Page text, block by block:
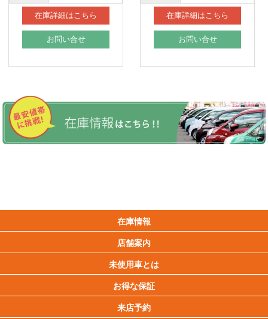
在庫詳細はこちら
お問い合せ
在庫詳細はこちら
お問い合せ
在庫情報
店舗案内
未使用車とは
お得な保証
来店予約